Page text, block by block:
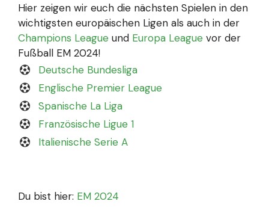
Hier zeigen wir euch die nächsten Spielen in den
wichtigsten europäischen Ligen als auch in der
Champions League und Europa League vor der
Fußball EM 2024!
Deutsche Bundesliga
Englische Premier League
Spanische La Liga
Französische Ligue 1
Italienische Serie A
Du bist hier: EM 2024